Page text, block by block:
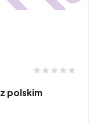
polskim